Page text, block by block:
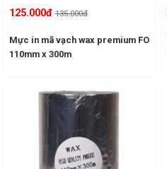
125.000đ135.000đ
Mực in mã vạch wax premium FO
110mm x 300m